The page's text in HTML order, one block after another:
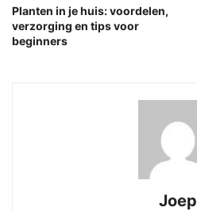
Planten in je huis: voordelen,
verzorging en tips voor
beginners
Joep